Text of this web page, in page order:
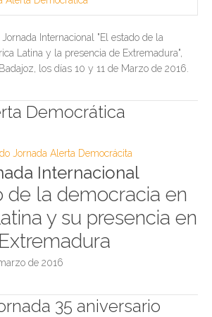
Internacional "El estado de la
Latina y la presencia de Extremadura",
los días 10 y 11 de Marzo de 2016.
Democrática
Jornada Alerta Democrácita
Internacional
de la democracia en
y su presencia en
Extremadura
de 2016
35 aniversario